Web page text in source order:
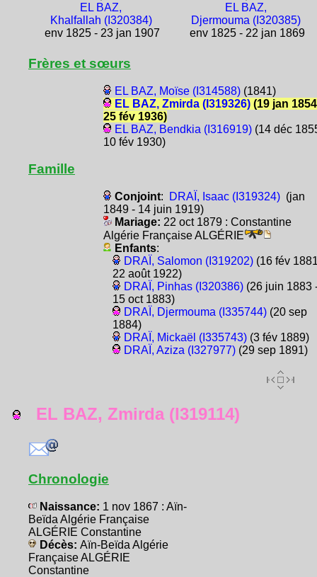
EL BAZ,
Khalfallah (I320384)
env 1825 - 23 jan 1907
EL BAZ,
Djermouma (I320385)
env 1825 - 22 jan 1869
Frères et sœurs
EL BAZ, Moïse (I314588)(1841)
EL BAZ, Zmirda (I319326)(19 jan
25 fév 1936)
EL BAZ, Bendkia (I316919)(14 déc
10 fév 1930)
Famille
Conjoint: DRAÏ, Isaac (I319324)(jan
1849 - 14 juin 1919)
Mariage: 22 oct 1879 : Constantine
Algérie Française ALGÉRIE
Enfants:
DRAÏ, Salomon (I319202)(16 fév
22 août 1922)
DRAÏ, Pinhas (I320386)(26 juin 1883
15 oct 1883)
DRAÏ, Djermouma (I335744)(20 sep
1884)
DRAÏ, Mickaël (I335743)(3 fév 1889)
DRAÏ, Aziza (I327977)(29 sep 1891)
EL BAZ, Zmirda (I319114)
Chronologie
Naissance: 1 nov 1867 : Aïn-
Beïda Algérie Française
ALGÉRIE Constantine
Décès: Aïn-Beïda Algérie
Française ALGÉRIE
Constantine